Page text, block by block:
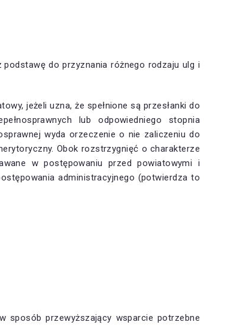
do przyznania różnego rodzaju ulg i
jeżeli uzna, że spełnione są przesłanki do
lub odpowiedniego stopnia
wyda orzeczenie o nie zaliczeniu do
Obok rozstrzygnięć o charakterze
w postępowaniu przed powiatowymi i
administracyjnego (potwierdza to
sposób przewyższający wsparcie potrzebne